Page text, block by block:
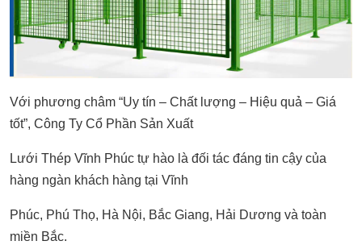
Với phương châm “Uy tín – Chất lượng – Hiệu quả – Giá
tốt”, Công Ty Cổ Phần Sản Xuất
Lưới Thép Vĩnh Phúc tự hào là đối tác đáng tin cậy của
hàng ngàn khách hàng tại Vĩnh
Phúc, Phú Thọ, Hà Nội, Bắc Giang, Hải Dương và toàn
miền Bắc.